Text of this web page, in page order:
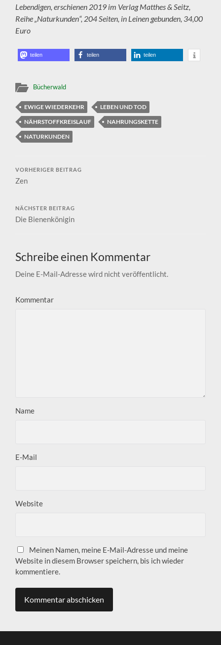
Lebendigen, erschienen 2019 im Verlag Matthes & Seitz,
Reihe „Naturkunden“, 204 Seiten, in Leinen gebunden, 34,00
Euro
teilen teilen teilen
Bücherwald
EWIGE WIEDERKEHR
LEBEN UND TOD
NÄHRSTOFFKREISLAUF
NAHRUNGSKETTE
NATURKUNDEN
VORHERIGER BEITRAG
Zen
NÄCHSTER BEITRAG
Die Bienenkönigin
Schreibe einen Kommentar
Deine E-Mail-Adresse wird nicht veröffentlicht.
Kommentar
Name
E-Mail
Website
Meinen Namen, meine E-Mail-Adresse und meine
Website in diesem Browser speichern, bis ich wieder
kommentiere.